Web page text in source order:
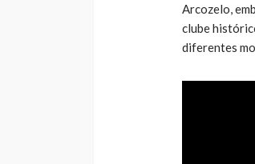
Arcozelo,
clube
diferentes